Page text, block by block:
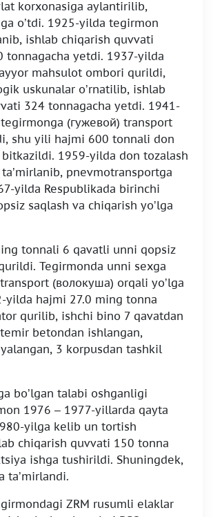
korxonasiga aylantirilib,
o’tdi. 1925-yilda tegirmon
ishlab chiqarish quvvati
tonnagacha yetdi. 1937-yilda
mahsulot ombori qurildi,
uskunalar o’rnatilib, ishlab
324 tonnagacha yetdi. 1941-
(гужевой) transport
shu yili hajmi 600 tonnali don
1959-yilda don tozalash
pnevmotransportga
yilda Respublikada birinchi
saqlash va chiqarish yo’lga
tonnali 6 qavatli unni qopsiz
Tegirmonda unni sexga
(волокуша) orqali yo’lga
yilda hajmi 27.0 ming tonna
qurilib, ishchi bino 7 qavatdan
betondan ishlangan,
3 korpusdan tashkil
bo’lgan talabi oshganligi
1976 – 1977-yillarda qayta
yilga kelib un tortish
chiqarish quvvati 150 tonna
ishga tushirildi. Shuningdek,
ta’mirlandi.
ZRM rusumli elaklar